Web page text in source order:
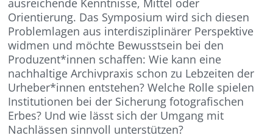
ausreichende Kenntnisse, Mittel oder
Orientierung. Das Symposium wird sich diesen
Problemlagen aus interdisziplinärer Perspektive
widmen und möchte Bewusstsein bei den
Produzent*innen schaffen: Wie kann eine
nachhaltige Archivpraxis schon zu Lebzeiten der
Urheber*innen entstehen? Welche Rolle spielen
Institutionen bei der Sicherung fotografischen
Erbes? Und wie lässt sich der Umgang mit
Nachlässen sinnvoll unterstützen?